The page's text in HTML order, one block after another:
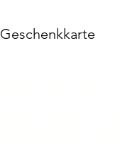
Geschenkkarte